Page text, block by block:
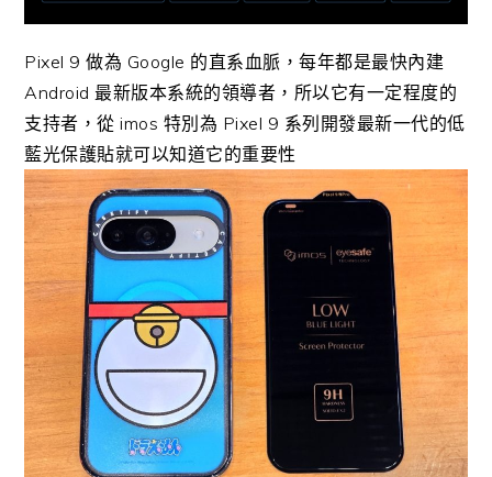
Pixel 9 做為 Google 的直系血脈，每年都是最快內建
Android 最新版本系統的領導者，所以它有一定程度的
支持者，從 imos 特別為 Pixel 9 系列開發最新一代的低
藍光保護貼就可以知道它的重要性